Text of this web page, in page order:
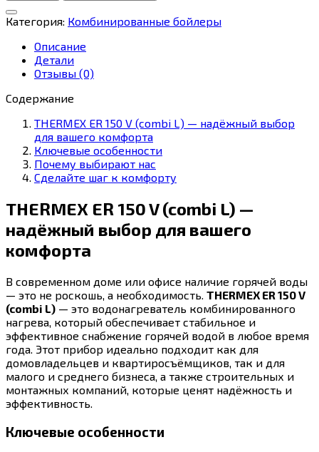
ER
150
(combi
Категория: Комбинированные бойлеры
Описание
Детали
Отзывы (0)
Содержание
THERMEX ER 150 V (combi L) — надёжный выбор
для вашего комфорта
Ключевые особенности
Почему выбирают нас
Сделайте шаг к комфорту
THERMEX ER 150 V (combi L) —
надёжный выбор для вашего
комфорта
В современном доме или офисе наличие горячей воды
— это не роскошь, а необходимость. THERMEX ER 150 V
(combi L) — это водонагреватель комбинированного
нагрева, который обеспечивает стабильное и
эффективное снабжение горячей водой в любое время
года. Этот прибор идеально подходит как для
домовладельцев и квартиросъёмщиков, так и для
малого и среднего бизнеса, а также строительных и
монтажных компаний, которые ценят надёжность и
эффективность.
Ключевые особенности